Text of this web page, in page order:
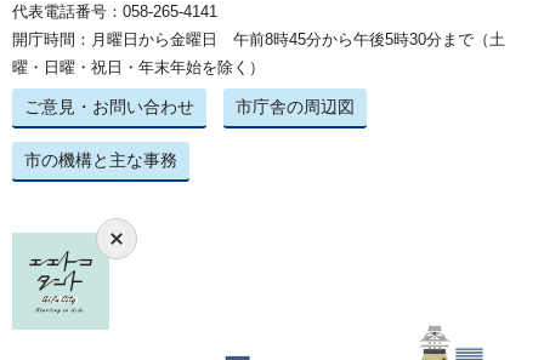
代表電話番号：058-265-4141
開庁時間：月曜日から金曜日 午前8時45分から午後5時30分まで（土
曜・日曜・祝日・年末年始を除く）
ご意見・お問い合わせ 市庁舎の周辺図
市の機構と主な事務